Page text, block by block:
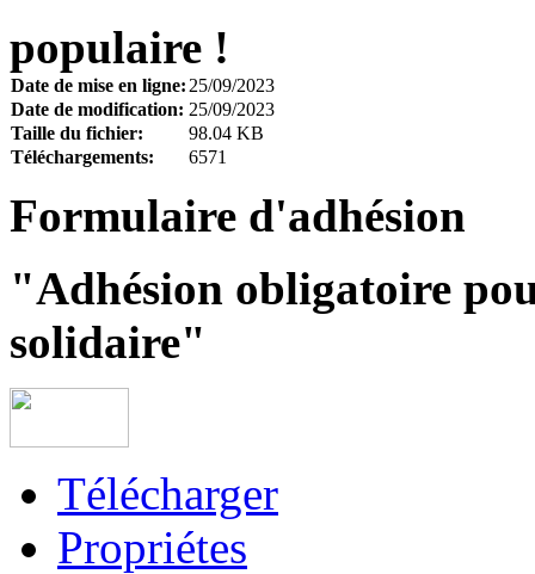
populaire !
Date de mise en ligne: 25/09/2023
Date de modification: 25/09/2023
Taille du fichier:
98.04 KB
Téléchargements:
6571
Formulaire d'adhésion
"Adhésion obligatoire
solidaire"
Télécharger
Propriétes